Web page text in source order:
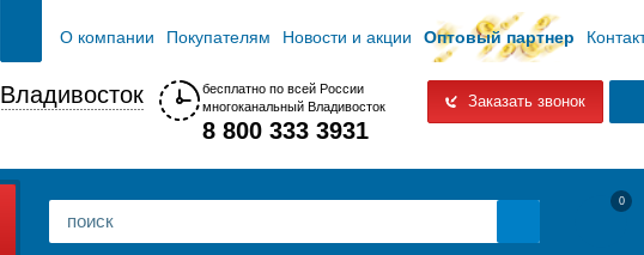
О компании Покупателям Новости и акции Оптовый партнер
Владивосток
бесплатно по всей России
многоканальный Владивосток
8 800 333 3931
Заказать звонок
0